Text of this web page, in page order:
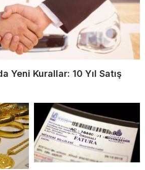
Yeni Kurallar: 10 Yıl Satış